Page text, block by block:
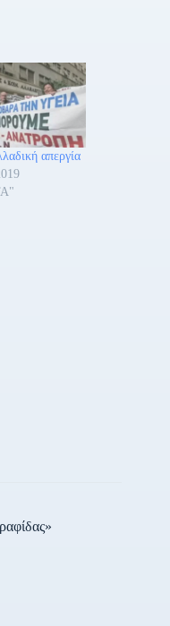
απεργία